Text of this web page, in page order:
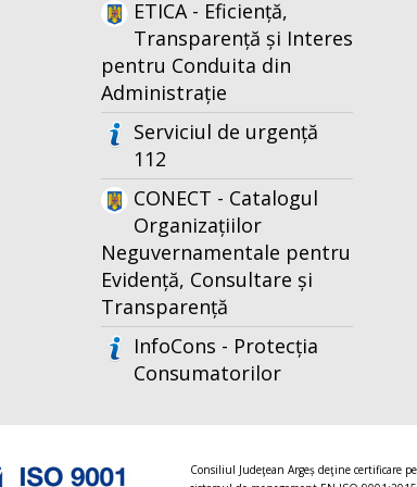
ETICA - Eficiență,
Transparență și Interes
pentru Conduita din
Administrație
Serviciul de urgență
112
CONECT - Catalogul
Organizațiilor
Neguvernamentale pentru
Evidență, Consultare și
Transparență
InfoCons - Protecția
Consumatorilor
Consiliul Judeţean Argeș deţine certificare